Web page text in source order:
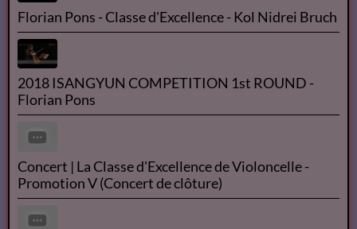
Florian Pons - Classe d'Excellence - Kol Nidrei Bruch
2018 ISANGYUN COMPETITION 1st ROUND -
Florian Pons
Concert | La Classe d'Excellence de Violoncelle -
Promotion V (Concert de clôture)